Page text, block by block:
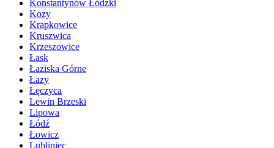
Konstantynów Łódzki
Kozy
Krapkowice
Kruszwica
Krzeszowice
Łask
Łaziska Górne
Łazy
Łęczyca
Lewin Brzeski
Lipowa
Łódź
Łowicz
Lubliniec